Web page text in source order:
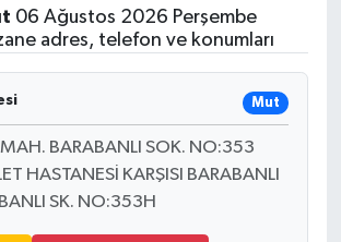
06 Ağustos 2026 Perşembe
adres, telefon ve konumları
Mut
BARABANLI SOK. NO:353
HASTANESİ KARŞISI BARABANLI
SK. NO:353H